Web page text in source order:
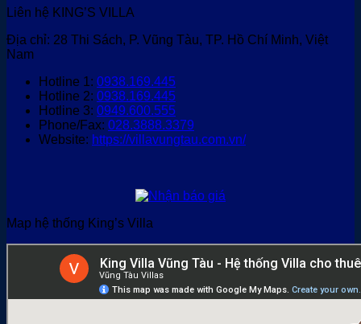
Liên hệ KING’S VILLA
Địa chỉ: 28 Thi Sách, P. Vũng Tàu, TP. Hồ Chí Minh, Việt
Nam
Hotline 1: 0938.169.445
Hotline 2: 0938.169.445
Hotline 3: 0949.600.555
Phone/Fax: 028.3888.3379
Website: https://villavungtau.com.vn/
Map hệ thống King’s Villa